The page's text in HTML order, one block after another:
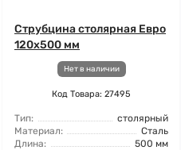
Струбцина столярная Евро
120x500 мм
Нет в наличии
Код Товара: 27495
Тип:
столярный
Материал:
Сталь
Длина:
500 мм